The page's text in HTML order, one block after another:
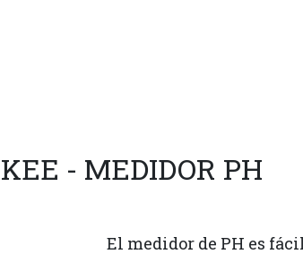
- MEDIDOR PH
El medidor de PH es